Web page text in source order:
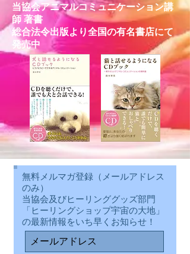
当協会アニマルコミュニケーション講
師 著書
総合法令出版より全国の有名書店にて
発売中
無料メルマガ登録（メールアドレス
のみ）
当協会及びヒーリンググッズ部門
「ヒーリングショップ宇宙の大地」
の最新情報をいち早くお知らせ！